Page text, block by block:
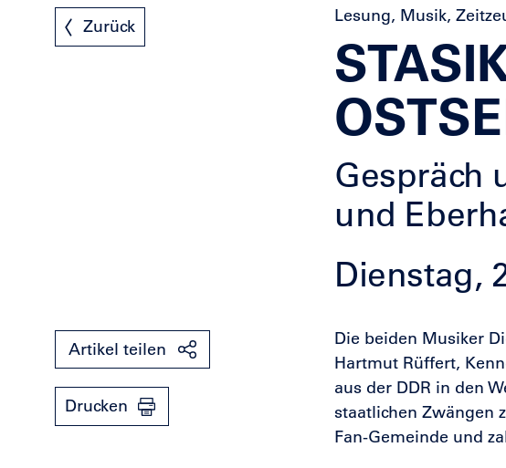
Zurück
Lesung, Musik,
Gespräch
und
Dienstag,
Artikel teilen
Drucken
Die beiden Musiker
Hartmut Rüffert,
aus der DDR in den
staatlichen Zwängen
Fan-Gemeinde und